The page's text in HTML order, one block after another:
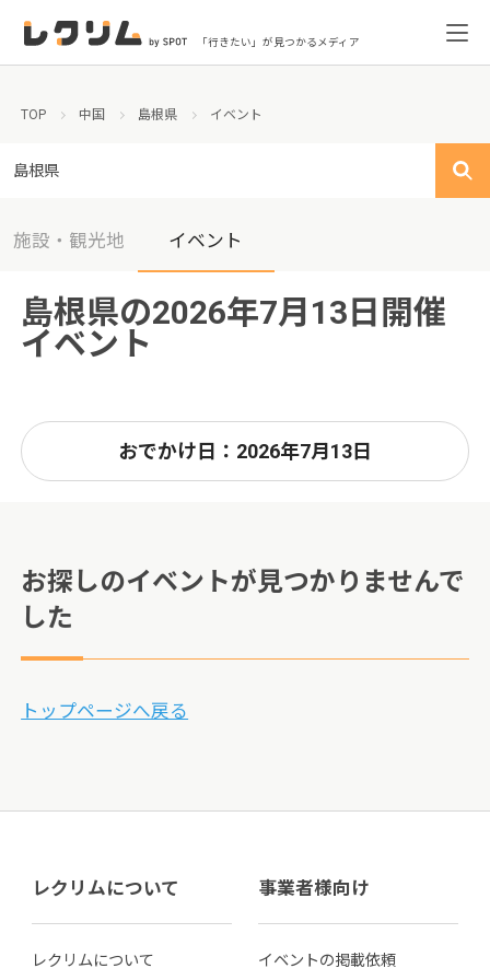
「行きたい」が見つかるメディア
TOP 中国 島根県 イベント
島根県
施設・観光地 イベント
島根県の2026年7月13日開催
イベント
おでかけ日：2026年7月13日
お探しのイベントが見つかりませんで
した
トップページへ戻る
レクリムについて
レクリムについて
事業者様向け
イベントの掲載依頼